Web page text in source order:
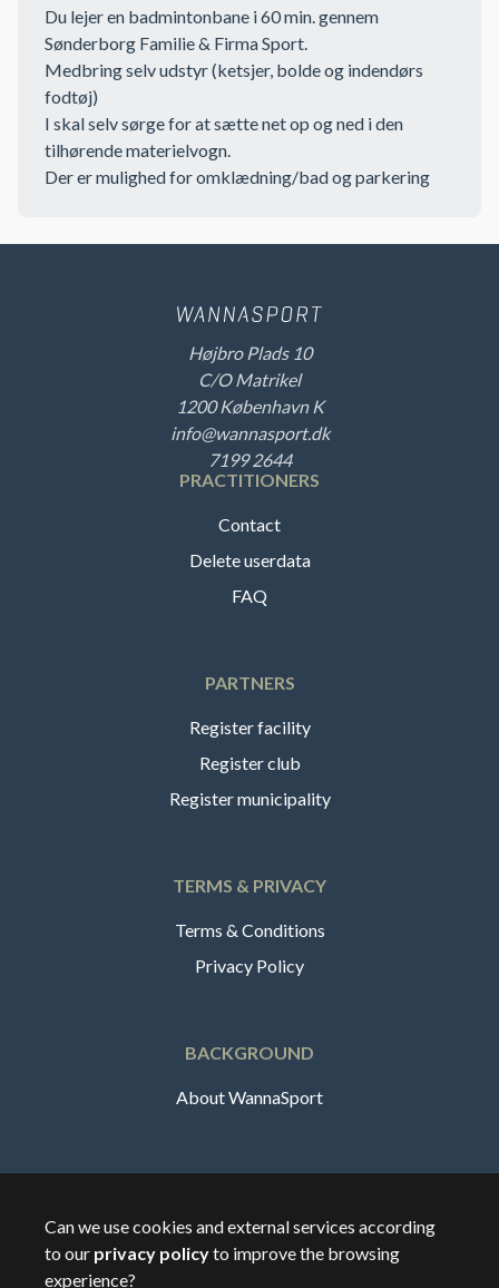
Du lejer en badmintonbane i 60 min. gennem
Sønderborg Familie & Firma Sport.
Medbring selv udstyr (ketsjer, bolde og indendørs
fodtøj)
I skal selv sørge for at sætte net op og ned i den
tilhørende materielvogn.
Der er mulighed for omklædning/bad og parkering
Højbro Plads 10
C/O Matrikel
1200 København K
info@wannasport.dk
7199 2644
PRACTITIONERS
Contact
Delete userdata
FAQ
PARTNERS
Register facility
Register club
Register municipality
TERMS & PRIVACY
Terms & Conditions
Privacy Policy
BACKGROUND
About WannaSport
🇸🇪Sverige
Can we use cookies and external services according
to our privacy policyto improve the browsing
experience?